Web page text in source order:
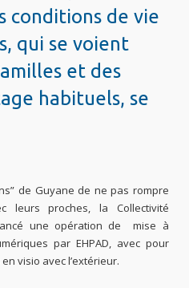
conditions de vie
qui se voient
et des
habituels, se
de Guyane de ne pas rompre
leurs proches, la Collectivité
une opération de mise à
par EHPAD, avec pour
visio avec l’extérieur.